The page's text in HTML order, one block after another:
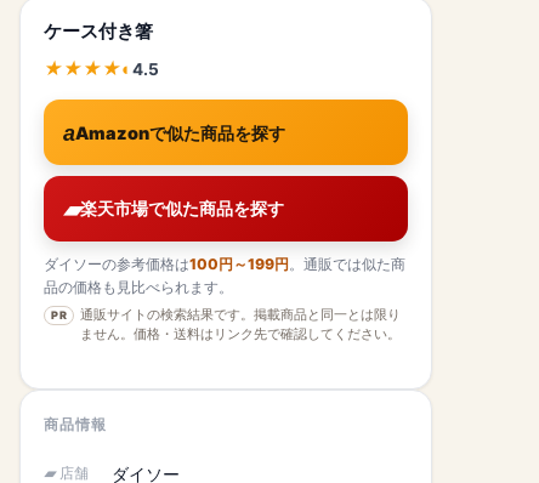
ケース付き箸
4.5
Amazonで似た商品を探す
楽天市場で似た商品を探す
ダイソーの参考価格は100円～199円 。通販では似た商
品の価格も見比べられます。
PR
通販サイトの検索結果です。掲載商品と同一とは限り
ません。価格・送料はリンク先で確認してください。
商品情報
店舗 ダイソー